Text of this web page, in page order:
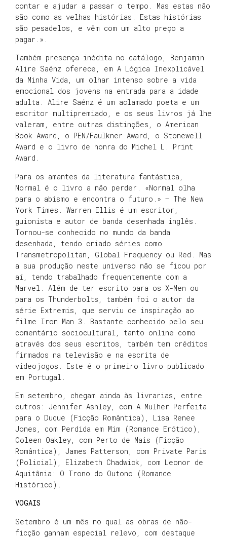
contar e ajudar a passar o tempo. Mas estas não
são como as velhas histórias. Estas histórias
são pesadelos, e vêm com um alto preço a
pagar.».
Também presença inédita no catálogo, Benjamin
Alire Saénz oferece, em A Lógica Inexplicável
da Minha Vida, um olhar intenso sobre a vida
emocional dos jovens na entrada para a idade
adulta. Alire Saénz é um aclamado poeta e um
escritor multipremiado, e os seus livros já lhe
valeram, entre outras distinções, o American
Book Award, o PEN/Faulkner Award, o Stonewell
Award e o livro de honra do Michel L. Print
Award.
Para os amantes da literatura fantástica,
Normal é o livro a não perder. «Normal olha
para o abismo e encontra o futuro.» – The New
York Times. Warren Ellis é um escritor,
guionista e autor de banda desenhada inglês.
Tornou-se conhecido no mundo da banda
desenhada, tendo criado séries como
Transmetropolitan, Global Frequency ou Red. Mas
a sua produção neste universo não se ficou por
aí, tendo trabalhado frequentemente com a
Marvel. Além de ter escrito para os X-Men ou
para os Thunderbolts, também foi o autor da
série Extremis, que serviu de inspiração ao
filme Iron Man 3. Bastante conhecido pelo seu
comentário sociocultural, tanto online como
através dos seus escritos, também tem créditos
firmados na televisão e na escrita de
videojogos. Este é o primeiro livro publicado
em Portugal.
Em setembro, chegam ainda às livrarias, entre
outros: Jennifer Ashley, com A Mulher Perfeita
para o Duque (Ficção Romântica), Lisa Renee
Jones, com Perdida em Mim (Romance Erótico),
Coleen Oakley, com Perto de Mais (Ficção
Romântica), James Patterson, com Private Paris
(Policial), Elizabeth Chadwick, com Leonor de
Aquitânia: O Trono do Outono (Romance
Histórico).
VOGAIS
Setembro é um mês no qual as obras de não-
ficção ganham especial relevo, com destaque